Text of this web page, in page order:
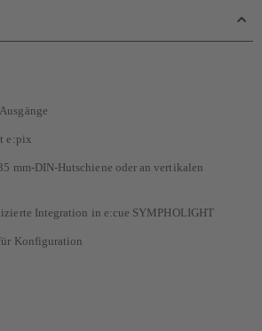
e:pix
mm-DIN-Hutschiene oder an vertikalen
Integration in e:cue SYMPHOLIGHT
Konfiguration